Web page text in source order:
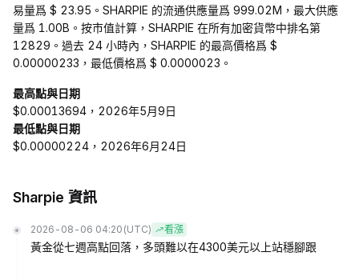
易量爲 $ 23.95。SHARPIE 的流通供應量爲 999.02M，最大供應
量爲 1.00B。按市值計算，SHARPIE 在所有加密貨幣中排名第
12829。過去 24 小時內，SHARPIE 的最高價格爲 $
0.00000233，最低價格爲 $ 0.0000023。
最高點與日期
$0.00013694，2026年5月9日
最低點與日期
$0.00000224，2026年6月24日
Sharpie 資訊
2026-08-06 04:20 (UTC) 看漲
黃金從七週高點回落，多頭難以在4300美元以上站穩腳跟